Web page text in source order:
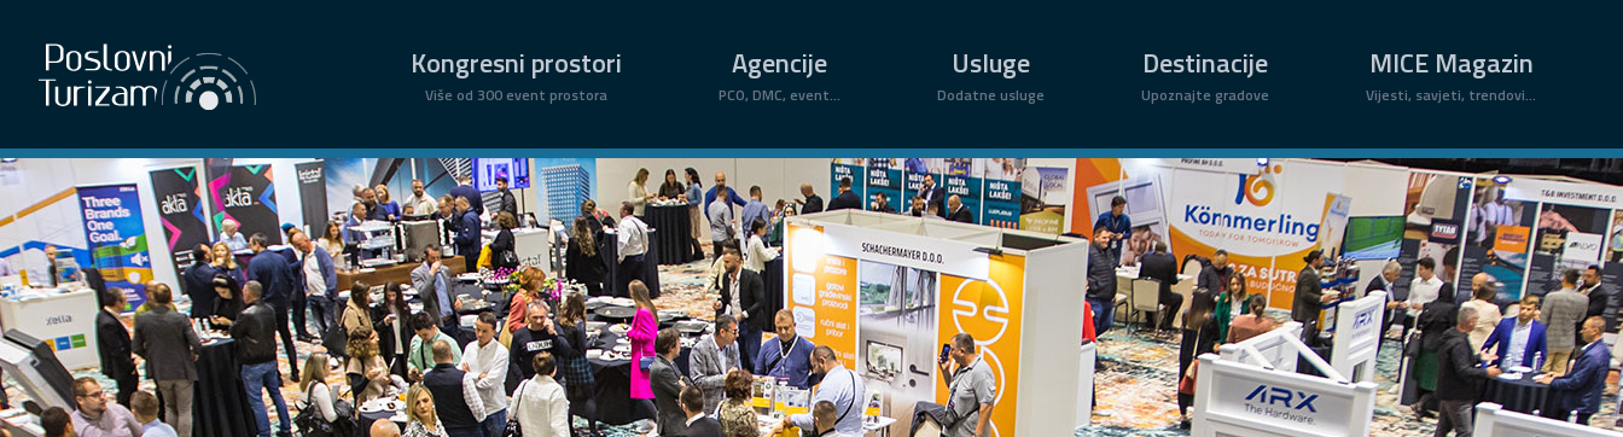
Kongresni prostori
Više od 300 event prostora
Agencije
PCO, DMC, event...
Usluge
Dodatne usluge
Destinacije
Upoznajte gradove
MICE Magazin
Vijesti, savjeti, trendovi...